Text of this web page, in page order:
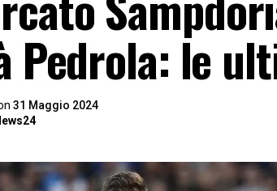
Pedrola: le
31 Maggio 2024